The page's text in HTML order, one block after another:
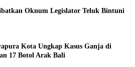
Oknum Legislator Teluk Bintuni
Kota Ungkap Kasus Ganja di
17 Botol Arak Bali